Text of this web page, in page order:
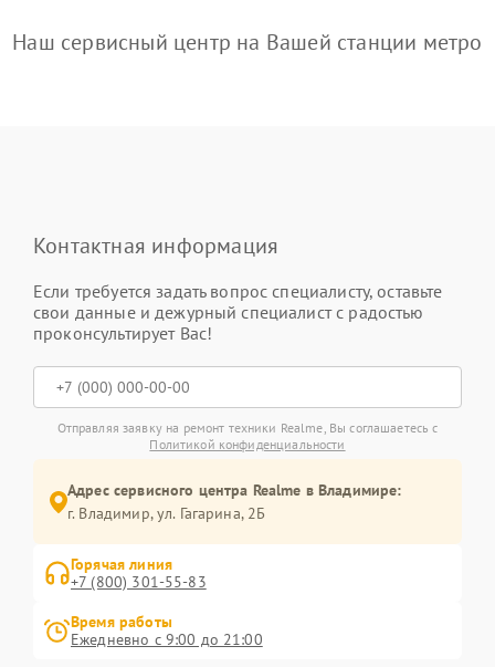
Наш сервисный центр на Вашей станции метро
Контактная информация
Если требуется задать вопрос специалисту, оставьте
свои данные и дежурный специалист с радостью
проконсультирует Вас!
Отправляя заявку на ремонт техники Realme, Вы соглашаетесь с
Политикой конфиденциальности
Адрес сервисного центра Realme в Владимире:
г. Владимир, ул. Гагарина, 2Б
Горячая линия
+7 (800) 301-55-83
Время работы
Ежедневно с 9:00 до 21:00